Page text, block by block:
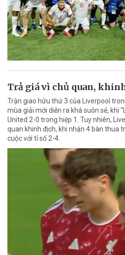
Trả giá vì chủ quan,
Trận giao hữu thứ 3 của Liverpool
mùa giải mới diễn ra khá suôn sẻ, khi
United 2-0 trong hiệp 1. Tuy nhiên,
quan khinh địch, khi nhận 4 bàn thua
cuộc với tỉ số 2-4.